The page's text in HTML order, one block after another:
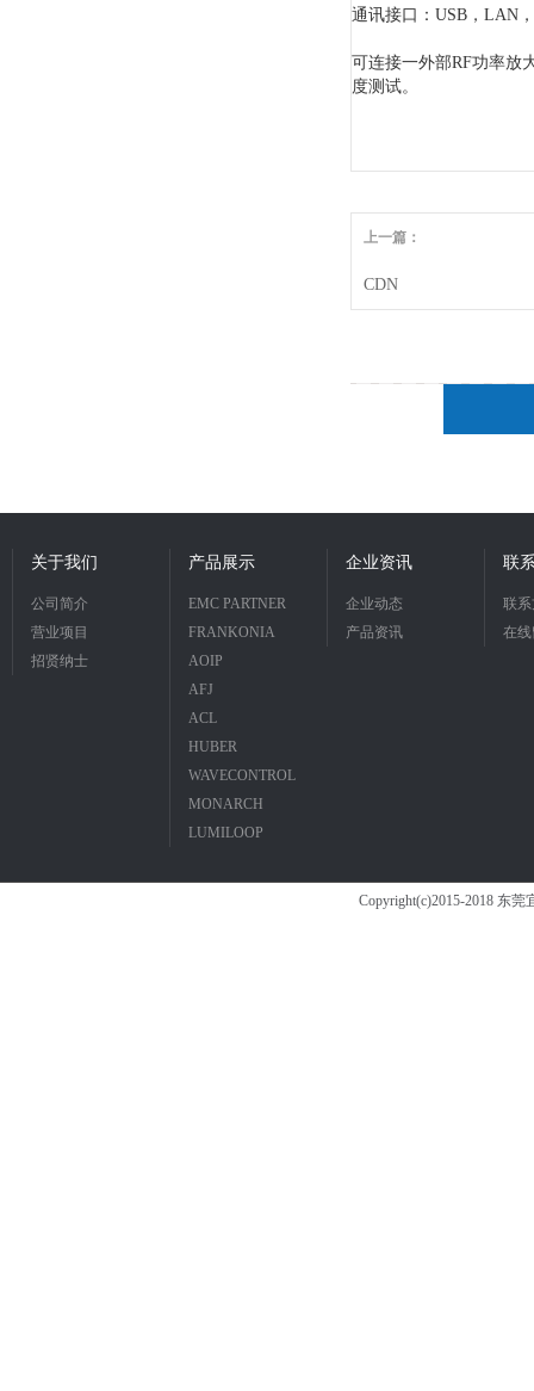
通讯接口： USB ， LAN ，
可连接一外部RF功率放
度测试。
上一篇：
CDN
关于我们
公司简介
营业项目
招贤纳士
产品展示
EMC PARTNER
FRANKONIA
AOIP
AFJ
ACL
HUBER
WAVECONTROL
MONARCH
LUMILOOP
企业资讯
企业动态
产品资讯
联
联
在
Copyright(c)2015-2018 东